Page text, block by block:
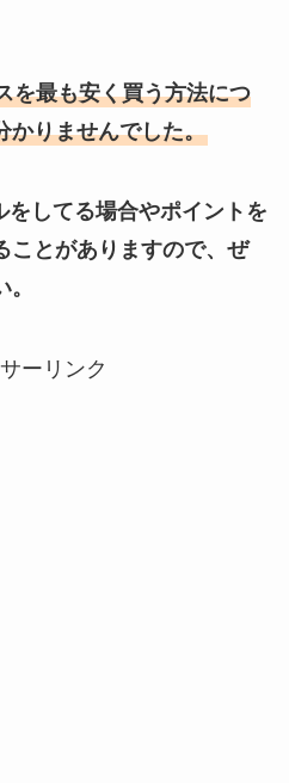
を最も安く買う方法につ
かりませんでした。
してる場合やポイントを
ことがありますので、ぜ
ーリンク